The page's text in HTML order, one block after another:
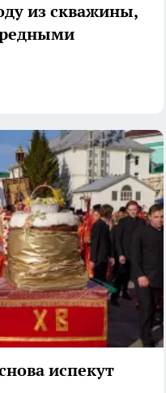
из скважины,
испекут